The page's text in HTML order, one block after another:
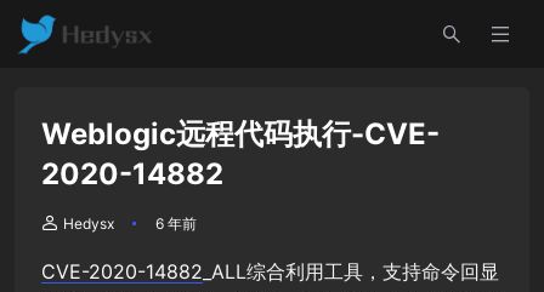
Weblogic远程代码执行-CVE-
2020-14882
Hedysx 6 年前
CVE-2020-14882 _ALL综合利用工具，支持命令回显